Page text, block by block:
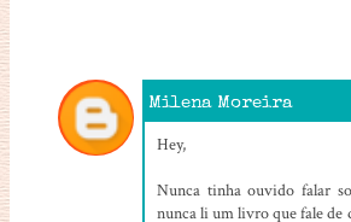
Milena Moreira
Hey,
Nunca tinha ouvido falar
nunca li um livro que fale de